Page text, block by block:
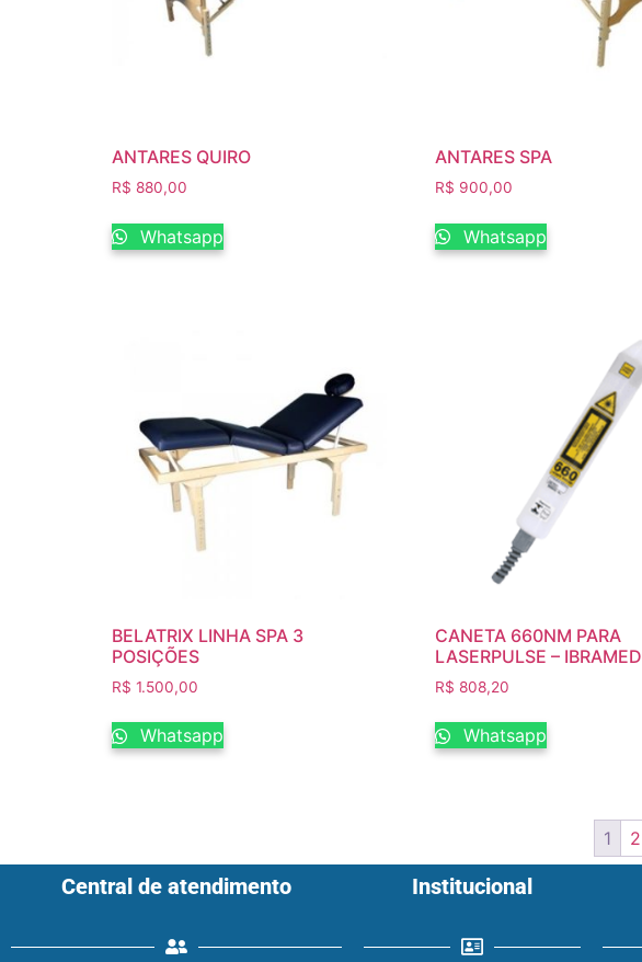
ANTARES QUIRO
R$ 880,00
Whatsapp
ANTARES SPA
R$ 900,00
Whatsapp
BELATRIX LINHA SPA 3
POSIÇÕES
R$ 1.500,00
Whatsapp
CANETA 660NM PARA
LASERPULSE – IBRAMED
R$ 808,20
Whatsapp
1 2
Central de atendimento Institucional